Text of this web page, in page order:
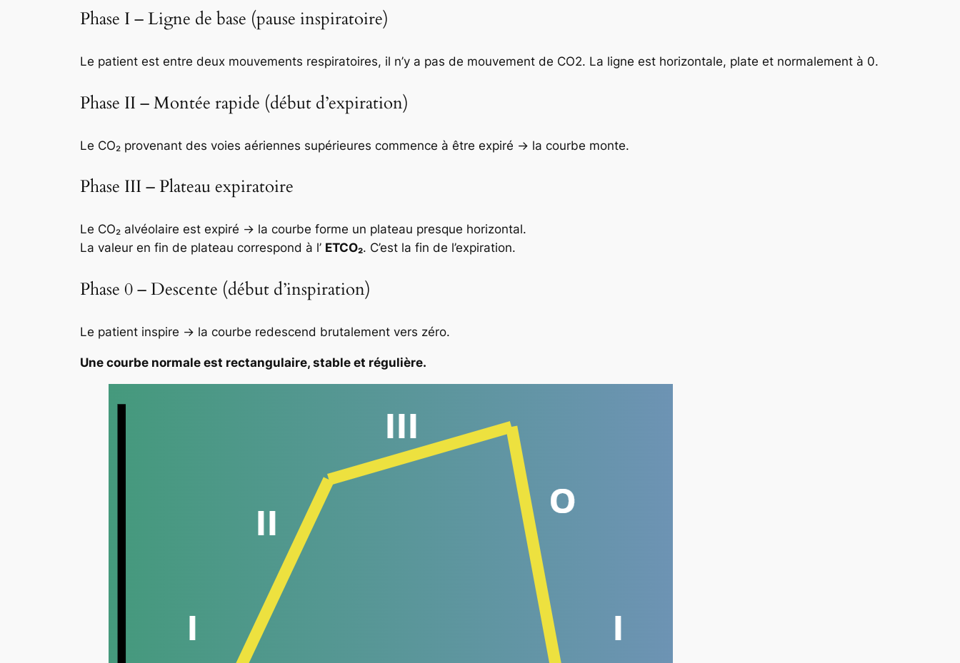
Phase I – Ligne de base (pause inspiratoire)
Le patient est entre deux mouvements respiratoires, il n’y a pas de mouvement de CO2. La ligne est horizontale, plate et normalement à 0.
Phase II – Montée rapide (début d’expiration)
Le CO₂ provenant des voies aériennes supérieures commence à être expiré → la courbe monte.
Phase III – Plateau expiratoire
Le CO₂ alvéolaire est expiré → la courbe forme un plateau presque horizontal.
La valeur en fin de plateau correspond à l’ ETCO₂. C’est la fin de l’expiration.
Phase 0 – Descente (début d’inspiration)
Le patient inspire → la courbe redescend brutalement vers zéro.
Une courbe normale est rectangulaire, stable et régulière.